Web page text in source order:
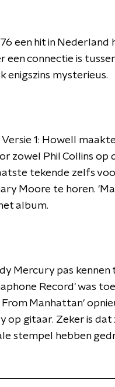
een hit in
een connectie is
enigszins mysterieus.
1: Howell
zowel Phil Collins op
tekende zelfs
Moore te horen.
album.
Mercury pas kennen
Record' was
Manhattan'
op gitaar. Zeker is dat
stempel hebben